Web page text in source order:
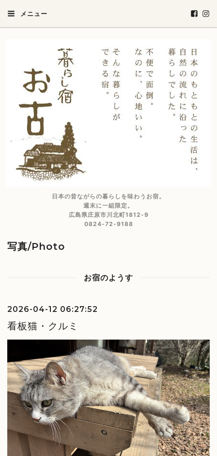
メニュー
日本の昔ながらの暮らしを味わうお宿。
週末に一組限定。
広島県庄原市川北町1812-9
0824-72-9188
写真/Photo
お宿のようす
2026-04-12 06:27:52
看板猫・クルミ